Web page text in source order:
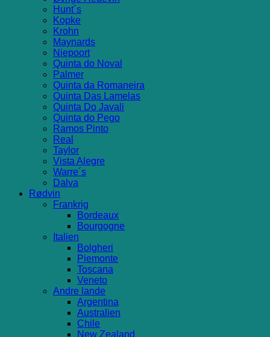
Hunt´s
Kopke
Krohn
Maynards
Niepoort
Quinta do Noval
Palmer
Quinta da Romaneira
Quinta Das Lamelas
Quinta Do Javali
Quinta do Pego
Ramos Pinto
Real
Taylor
Vista Alegre
Warre´s
Dalva
Rødvin
Frankrig
Bordeaux
Bourgogne
Italien
Bolgheri
Piemonte
Toscana
Veneto
Andre lande
Argentina
Australien
Chile
New Zealand